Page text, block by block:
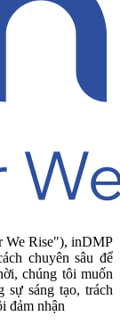
We Rise"), inDMP
chuyên sâu để
chúng tôi muốn
sự sáng tạo, trách
đảm nhận